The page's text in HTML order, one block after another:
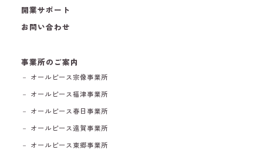
開業サポート
お問い合わせ
事業所のご案内
－ オールピース宗像事業所
－ オールピース福津事業所
－ オールピース春日事業所
－ オールピース遠賀事業所
－ オールピース東郷事業所